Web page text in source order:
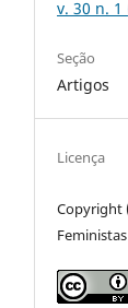
v. 30 n. 1
Seção
Artigos
Licença
Copyright
Feministas